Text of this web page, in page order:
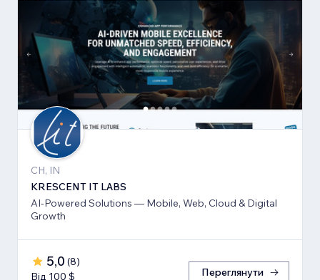
CH, IN
KRESCENT IT LABS
AI-Powered Solutions — Mobile, Web, Cloud & Digital
Growth
5,0 (8)
Від 100 $
Переглянути